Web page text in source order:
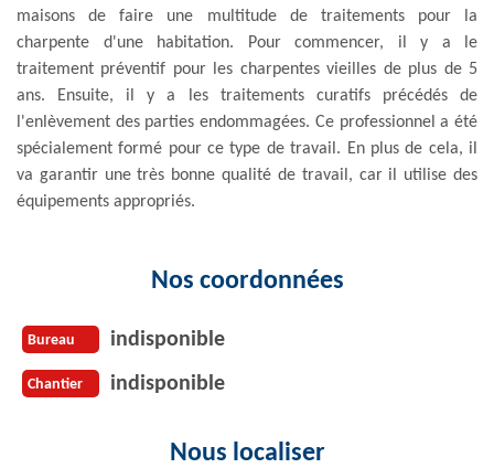
maisons de faire une multitude de traitements pour la
charpente d'une habitation. Pour commencer, il y a le
traitement préventif pour les charpentes vieilles de plus de 5
ans. Ensuite, il y a les traitements curatifs précédés de
l'enlèvement des parties endommagées. Ce professionnel a été
spécialement formé pour ce type de travail. En plus de cela, il
va garantir une très bonne qualité de travail, car il utilise des
équipements appropriés.
Nos coordonnées
Bureau indisponible
Chantier indisponible
Nous localiser